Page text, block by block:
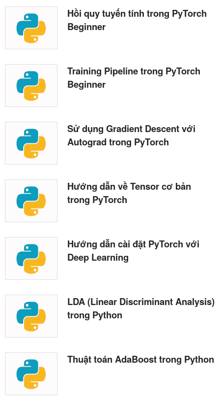
Hồi quy tuyến tính trong PyTorch
Beginner
Training Pipeline trong PyTorch
Beginner
Sử dụng Gradient Descent với
Autograd trong PyTorch
Hướng dẫn về Tensor cơ bản
trong PyTorch
Hướng dẫn cài đặt PyTorch với
Deep Learning
LDA (Linear Discriminant Analysis)
trong Python
Thuật toán AdaBoost trong Python